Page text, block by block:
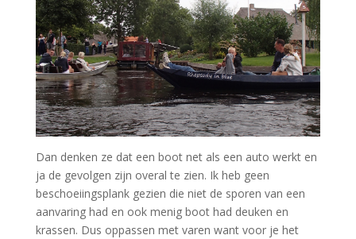
Dan denken ze dat een boot net als een auto werkt en
ja de gevolgen zijn overal te zien. Ik heb geen
beschoeiingsplank gezien die niet de sporen van een
aanvaring had en ook menig boot had deuken en
krassen. Dus oppassen met varen want voor je het